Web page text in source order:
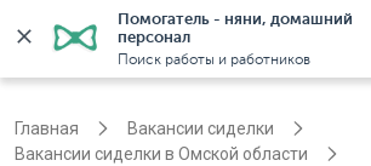
Помогатель - няни, домашний
персонал
Поиск работы и работников
Главная
Вакансии сиделки
Вакансии сиделки в Омской области